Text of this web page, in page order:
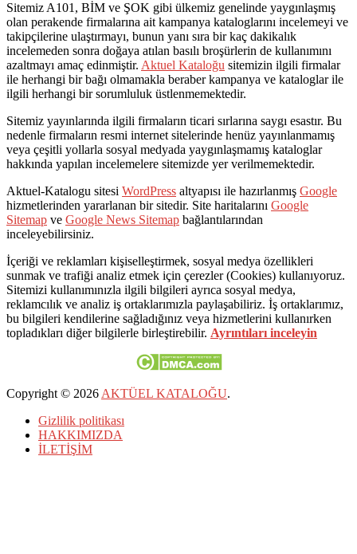
Sitemiz A101, BİM ve ŞOK gibi ülkemiz genelinde yaygınlaşmış
olan perakende firmalarına ait kampanya kataloglarını incelemeyi ve
takipçilerine ulaştırmayı, bunun yanı sıra bir kaç dakikalık
incelemeden sonra doğaya atılan basılı broşürlerin de kullanımını
azaltmayı amaç edinmiştir. Aktuel Kataloğu sitemizin ilgili firmalar
ile herhangi bir bağı olmamakla beraber kampanya ve kataloglar ile
ilgili herhangi bir sorumluluk üstlenmemektedir.
Sitemiz yayınlarında ilgili firmaların ticari sırlarına saygı esastır. Bu
nedenle firmaların resmi internet sitelerinde henüz yayınlanmamış
veya çeşitli yollarla sosyal medyada yaygınlaşmamış kataloglar
hakkında yapılan incelemelere sitemizde yer verilmemektedir.
Aktuel-Katalogu sitesi WordPress altyapısı ile hazırlanmış Google
hizmetlerinden yararlanan bir sitedir. Site haritalarını Google
Sitemap ve Google News Sitemap bağlantılarından
inceleyebilirsiniz.
İçeriği ve reklamları kişiselleştirmek, sosyal medya özellikleri
sunmak ve trafiği analiz etmek için çerezler (Cookies) kullanıyoruz.
Sitemizi kullanımınızla ilgili bilgileri ayrıca sosyal medya,
reklamcılık ve analiz iş ortaklarımızla paylaşabiliriz. İş ortaklarımız,
bu bilgileri kendilerine sağladığınız veya hizmetlerini kullanırken
topladıkları diğer bilgilerle birleştirebilir. Ayrıntıları inceleyin
Copyright © 2026 AKTÜEL KATALOĞU.
Gizlilik politikası
HAKKIMIZDA
İLETİŞİM